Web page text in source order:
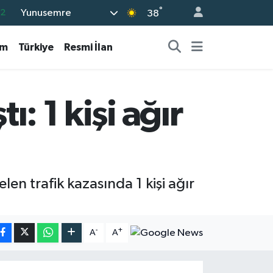
Yunusemre 38°
Türkiye Resmi İlan
1 kişi ağır
trafik kazasında 1 kişi ağır
A- A+